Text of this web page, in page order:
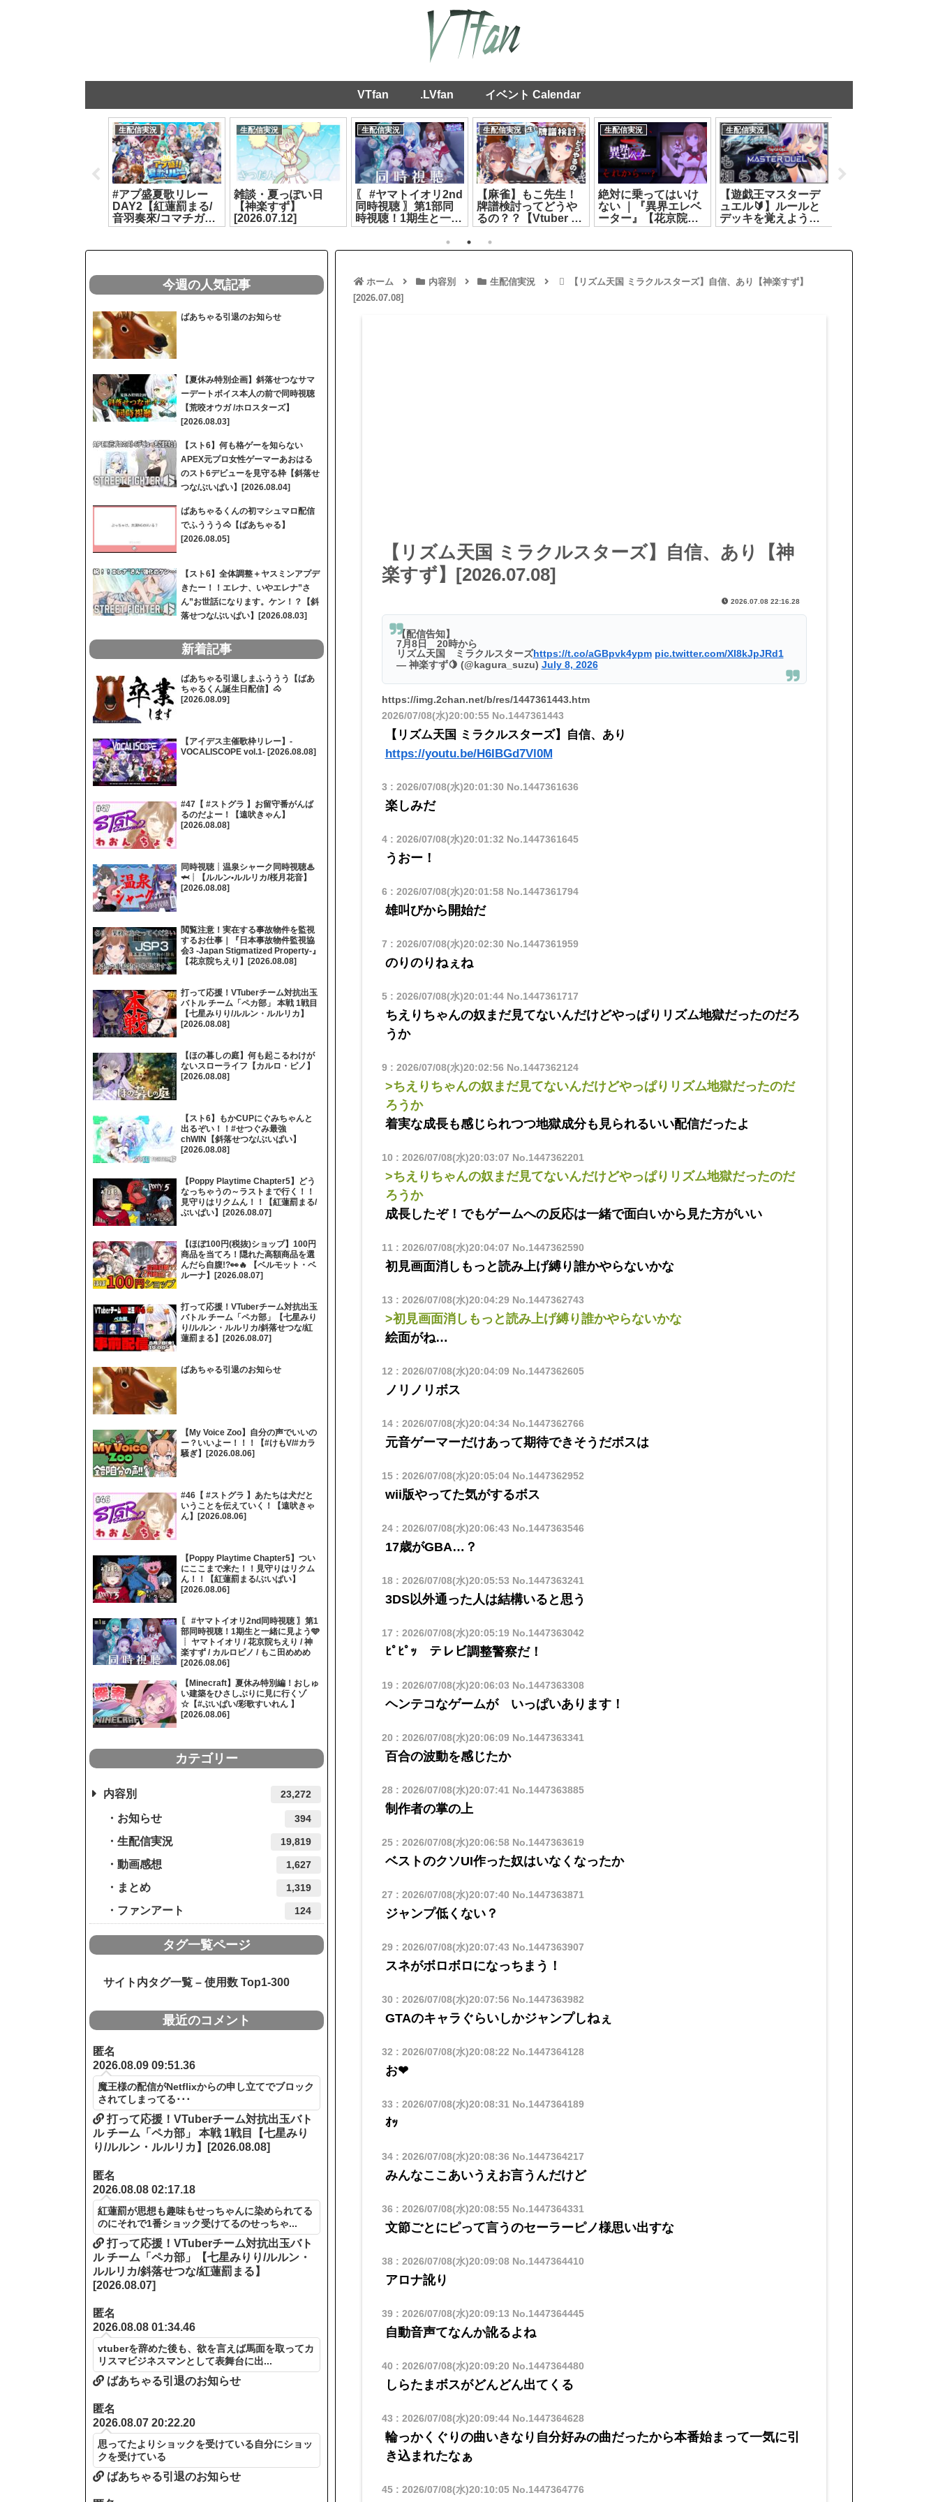
VTfan .LVfan イベント Calendar
生配信実況
#アプ盛夏歌リレー
DAY2【紅蓮罰まる/
音羽奏來/コマチガブ/
よしか⁂/乙夏れい/神
生配信実況
雑談・夏っぽい日
【神楽すず】
[2026.07.12]
生配信実況
〖 #ヤマトイオリ2nd
同時視聴 〗第1部同
時視聴！1期生と一緒
に見よう🩵┊ ヤマト
イオリ / 花京院ちえり
/ 神楽すず / カルロピ
[2026.08.06]
生配信実況
【麻雀】もこ先生！
牌譜検討ってどうや
るの？？【Vtuber 花
京院ちえり/ヤマトイ
オリ/ばあちゃる/咲乃
もこ】[2026.07.13]
生配信実況
絶対に乗ってはいけ
ない ｜『異界エレベ
ーター』【花京院ち
えり】[2026.07.26]
生配信実況
【遊戯王マスターデ
ュエル🔰】ルールと
デッキを覚えようの
巻‼️【カルロ・ピノ】
ロ・ピノ】
ホーム 内容別 生配信実況
【リズム天国 ミラクルスターズ】自信、あり【神楽すず】
[2026.07.08]
【リズム天国 ミラクルスターズ】自信、あり【神
楽すず】[2026.07.08]
2026.07.08 22:16.28
【配信告知】
7月8日 20時から
リズム天国 ミラクルスターズhttps://t.co/aGBpvk4ypm pic.twitter.com/XI8kJpJRd1
— 神楽すず🍋 (@kagura_suzu) July 8, 2026
https://img.2chan.net/b/res/1447361443.htm
2026/07/08(水)20:00:55No.1447361443
【リズム天国 ミラクルスターズ】自信、あり
https://youtu.be/H6IBGd7Vl0M
3 : 2026/07/08(水)20:01:30 No.1447361636
楽しみだ
4: 2026/07/08(水)20:01:32 No.1447361645
うおー！
6 : 2026/07/08(水)20:01:58No.1447361794
雄叫びから開始だ
7 : 2026/07/08(水)20:02:30 No.1447361959
のりのりねぇね
5: 2026/07/08(水)20:01:44No.1447361717
ちえりちゃんの奴まだ見てないんだけどやっぱりリズム地獄だったのだろ
うか
9: 2026/07/08(水)20:02:56 No.1447362124
>ちえりちゃんの奴まだ見てないんだけどやっぱりリズム地獄だったのだ
ろうか
着実な成長も感じられつつ地獄成分も見られるいい配信だったよ
10 : 2026/07/08(水)20:03:07 No.1447362201
>ちえりちゃんの奴まだ見てないんだけどやっぱりリズム地獄だったのだ
ろうか
成長したぞ！でもゲームへの反応は一緒で面白いから見た方がいい
11 : 2026/07/08(水)20:04:07 No.1447362590
初見画面消しもっと読み上げ縛り誰かやらないかな
13 : 2026/07/08(水)20:04:29No.1447362743
>初見画面消しもっと読み上げ縛り誰かやらないかな
絵面がね…
12 : 2026/07/08(水)20:04:09No.1447362605
ノリノリボス
14: 2026/07/08(水)20:04:34No.1447362766
元音ゲーマーだけあって期待できそうだボスは
15: 2026/07/08(水)20:05:04No.1447362952
wii版やってた気がするボス
24: 2026/07/08(水)20:06:43 No.1447363546
17歳がGBA…？
18: 2026/07/08(水)20:05:53 No.1447363241
3DS以外通った人は結構いると思う
17 : 2026/07/08(水)20:05:19No.1447363042
ﾋﾟﾋﾟｯ テレビ調整警察だ！
19: 2026/07/08(水)20:06:03 No.1447363308
ヘンテコなゲームが いっぱいあります！
20 : 2026/07/08(水)20:06:09No.1447363341
百合の波動を感じたか
28: 2026/07/08(水)20:07:41 No.1447363885
制作者の掌の上
25: 2026/07/08(水)20:06:58No.1447363619
ベストのクソUI作った奴はいなくなったか
27 : 2026/07/08(水)20:07:40 No.1447363871
ジャンプ低くない？
29: 2026/07/08(水)20:07:43 No.1447363907
スネがボロボロになっちまう！
30 : 2026/07/08(水)20:07:56 No.1447363982
GTAのキャラぐらいしかジャンプしねぇ
32 : 2026/07/08(水)20:08:22 No.1447364128
お❤
33 : 2026/07/08(水)20:08:31 No.1447364189
ｵｯ
34: 2026/07/08(水)20:08:36 No.1447364217
みんなここあいうえお言うんだけど
36 : 2026/07/08(水)20:08:55No.1447364331
文節ごとにピって言うのセーラーピノ様思い出すな
38: 2026/07/08(水)20:09:08No.1447364410
アロナ訛り
39: 2026/07/08(水)20:09:13 No.1447364445
自動音声てなんか訛るよね
40 : 2026/07/08(水)20:09:20 No.1447364480
しらたまボスがどんどん出てくる
43 : 2026/07/08(水)20:09:44No.1447364628
輪っかくぐりの曲いきなり自分好みの曲だったから本番始まって一気に引
き込まれたなぁ
45: 2026/07/08(水)20:10:05No.1447364776
今週の人気記事
ばあちゃる引退のお知らせ
【夏休み特別企画】斜落せつなサマ
ーデートボイス本人の前で同時視聴
【荒咬オウガ /ホロスターズ】
[2026.08.03]
【スト6】何も格ゲーを知らない
APEX元プロ女性ゲーマーあおはる
のスト6デビューを見守る枠【斜落せ
つな/ぶいぱい】[2026.08.04]
ばあちゃるくんの初マシュマロ配信
でふううう🐴【ばあちゃる】
[2026.08.05]
【スト6】全体調整＋ヤスミンアプデ
きたー！！エレナ、いやエレナ”さ
ん”お世話になります。ケン！？【斜
落せつな/ぶいぱい】[2026.08.03]
新着記事
ばあちゃる引退しまふううう【ばあ
ちゃるくん誕生日配信】🐴
[2026.08.09]
【アイデス主催歌枠リレー】-
VOCALISCOPE vol.1- [2026.08.08]
#47【 #ストグラ 】お留守番がんば
るのだよー！【遠吠きゃん】
[2026.08.08]
同時視聴┊温泉シャーク同時視聴♨
🦈┊【ルルン•ルルリカ/桜月花音】
[2026.08.08]
閲覧注意！実在する事故物件を監視
するお仕事｜『日本事故物件監視協
会3 -Japan Stigmatized Property-』
【花京院ちえり】[2026.08.08]
打って応援！VTuberチーム対抗出玉
バトル チーム「ペカ部」 本戦 1戦目
【七星みりり/ルルン・ルルリカ】
[2026.08.08]
【ほの暮しの庭】何も起こるわけが
ないスローライフ【カルロ・ピノ】
[2026.08.08]
【スト6】もかCUPにぐみちゃんと
出るぞい！！#せつぐみ最強
chWIN【斜落せつな/ぶいぱい】
[2026.08.08]
【Poppy Playtime Chapter5】どう
なっちゃうの～ラストまで行く！！
見守りはリクムん！！【紅蓮罰まる/
ぶいぱい】[2026.08.07]
【ほぼ100円(税抜)ショップ】100円
商品を当てろ！隠れた高額商品を選
んだら自腹!?👀🔥 【ベルモット・ベ
ルーナ】[2026.08.07]
打って応援！VTuberチーム対抗出玉
バトル チーム「ペカ部」【七星みり
り/ルルン・ルルリカ/斜落せつな/紅
蓮罰まる】[2026.08.07]
ばあちゃる引退のお知らせ
【My Voice Zoo】自分の声でいいの
ー？いいよー！！！【#けもV/#カラ
騒ぎ】[2026.08.06]
#46【 #ストグラ 】あたちは犬だと
いうことを伝えていく！【遠吠きゃ
ん】[2026.08.06]
【Poppy Playtime Chapter5】つい
にここまで来た！！見守りはリクム
ん！！【紅蓮罰まる/ぶいぱい】
[2026.08.06]
〖 #ヤマトイオリ2nd同時視聴 〗第1
部同時視聴！1期生と一緒に見よう🩵
┊ ヤマトイオリ / 花京院ちえり / 神
楽すず / カルロピノ / もこ田めめめ
[2026.08.06]
【Minecraft】夏休み特別編！おしゅ
い建築をひさしぶりに見に行くゾ
☆【#ぶいぱい/彩歌すいれん 】
[2026.08.06]
カテゴリー
内容別 23,272
お知らせ 394
生配信実況 19,819
動画感想 1,627
まとめ 1,319
ファンアート 124
タグ一覧ページ
サイト内タグ一覧 – 使用数 Top1-300
最近のコメント
匿名
2026.08.09 09:51.36
魔王様の配信がNetflixからの申し立てでブロック
されてしまってる･･･
打って応援！VTuberチーム対抗出玉バト
ル チーム「ペカ部」 本戦 1戦目【七星みり
り/ルルン・ルルリカ】[2026.08.08]
匿名
2026.08.08 02:17.18
紅蓮罰が思想も趣味もせっちゃんに染められてる
のにそれで1番ショック受けてるのせっちゃ...
打って応援！VTuberチーム対抗出玉バト
ル チーム「ペカ部」【七星みりり/ルルン・
ルルリカ/斜落せつな/紅蓮罰まる】
[2026.08.07]
匿名
2026.08.08 01:34.46
vtuberを辞めた後も、欲を言えば馬面を取ってカ
リスマビジネスマンとして表舞台に出...
ばあちゃる引退のお知らせ
匿名
2026.08.07 20:22.20
思ってたよりショックを受けている自分にショッ
クを受けている
ばあちゃる引退のお知らせ